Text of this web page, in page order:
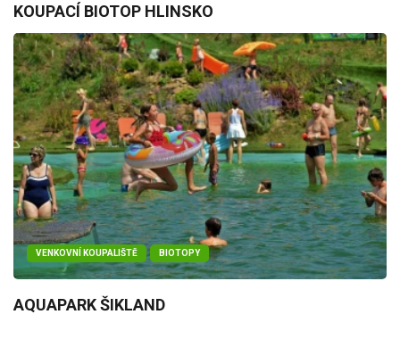
KOUPACÍ BIOTOP HLINSKO
VENKOVNÍ KOUPALIŠTĚ BIOTOPY
AQUAPARK ŠIKLAND